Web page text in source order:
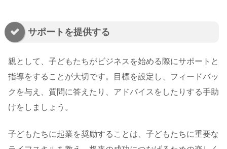
サポートを提供する
親として、子どもたちがビジネスを始める際にサポートと
指導をすることが大切です。目標を設定し、フィードバッ
クを与え、質問に答えたり、アドバイスをしたりする手助
けをしましょう。
子どもたちに起業を奨励することは、子どもたちに重要な